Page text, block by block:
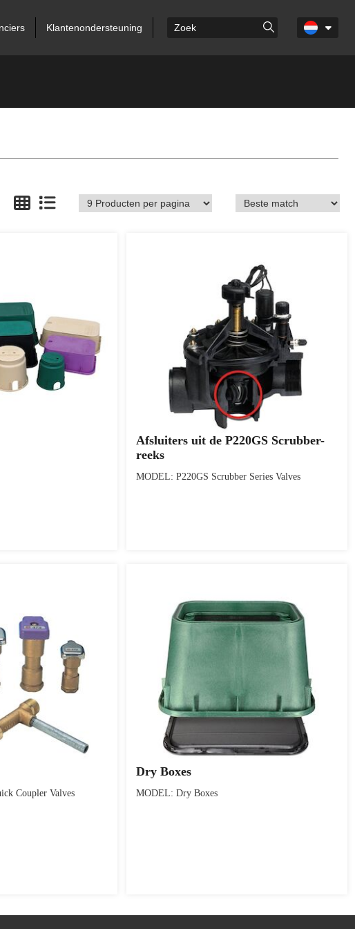
Klantenondersteuning
Afsluiters uit de P220GS Scrubber-
reeks
MODEL: P220GS Scrubber Series Valves
Coupler Valves
Dry Boxes
MODEL: Dry Boxes